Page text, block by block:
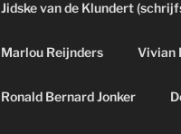
Jidske van de Klundert
Marlou Reijnders Vivian
Ronald Bernard Jonker